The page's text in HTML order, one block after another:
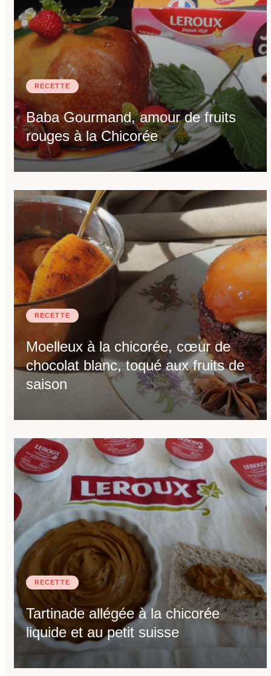
RECETTE
Baba Gourmand, amour de fruits
rouges à la Chicorée
RECETTE
Moelleux à la chicorée, cœur de
chocolat blanc, toqué aux fruits de
saison
RECETTE
Tartinade allégée à la chicorée
liquide et au petit suisse
RECEVEZ LA FICHE
TECHNIQUE DU
PRODUIT PAR E-MAIL
*